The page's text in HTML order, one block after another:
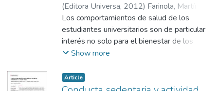
(Editora Universa, 2012) Farinola, Martín
Gustavo;Bazán, Nelio ;Laiño, Fernando A.
Santamaría, Claudio
Los comportamientos de salud de los
estudiantes universitarios son de particular
interés no solo para el bienestar de los
propios estudiantes, sino también porque
modelos a seguir en sus entornos
profesionales y personales. En Argentina, el
Show more
Article